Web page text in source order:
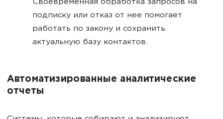
Своевременная обработка запросов на
подписку или отказ от нее помогает
работать по закону и сохранить
актуальную базу контактов.
Автоматизированные аналитические
отчеты